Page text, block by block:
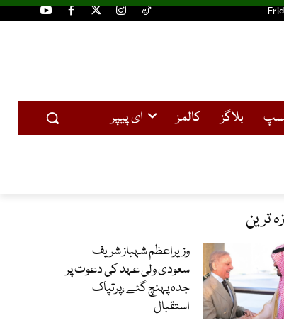
بلاگز کالمز ای پیپر
ترین
وزیراعظم شہباز شریف
سعودی ولی عہد کی دعوت پر
جدہ پہنچ گئے ،پرتپاک
استقبال